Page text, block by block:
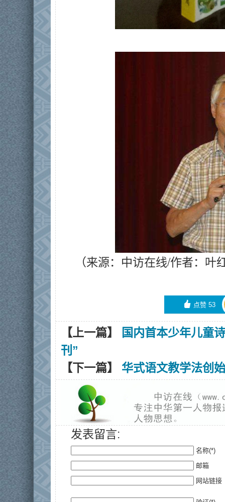
（来源：中访在线/作者：叶
󰄼 点赞 53
【上一篇】
国内首本少年儿童
刊”
【下一篇】 华式语文教学法创
发表留言:
名称(*)
邮箱
网站链接